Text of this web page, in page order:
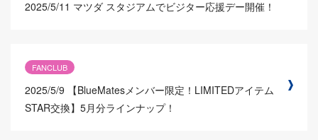
2025/5/11 マツダ スタジアムでビジター応援デー開催！
FANCLUB
2025/5/9
【BlueMatesメンバー限定！LIMITEDアイテム
STAR交換】5月分ラインナップ！